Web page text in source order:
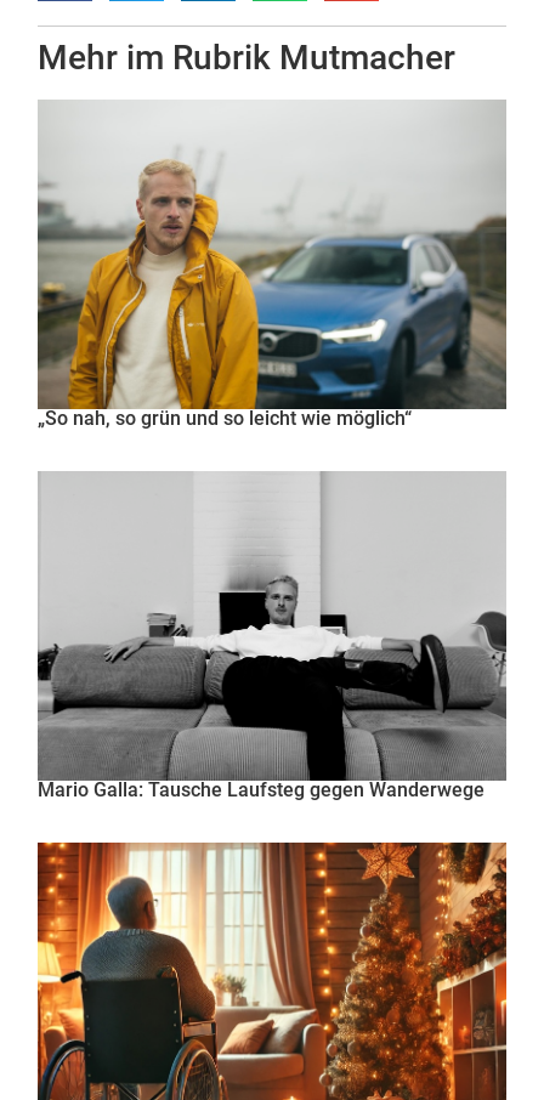
Mehr im Rubrik Mutmacher
„So nah, so grün und so leicht wie möglich“
Mario Galla: Tausche Laufsteg gegen Wanderwege